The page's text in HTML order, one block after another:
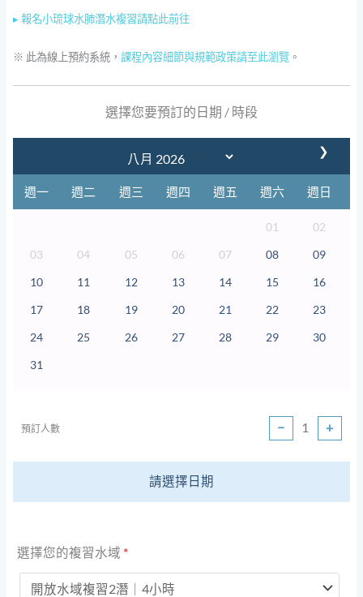
▸ 報名小琉球水肺潛水複習請點此前往
※ 此為線上預約系統，課程內容細節與規範政策請至此瀏覽 。
選擇您要預訂的日期 / 時段
❯
週一 週二 週三 週四 週五 週六 週日
01
02
03
04 05 06 07 08
09
10
11 12 13 14 15
16
17
18 19 20 21 22
23
24
25 26 27 28 29
30
31
預訂人數 − +
請選擇日期
選擇您的複習水域 *